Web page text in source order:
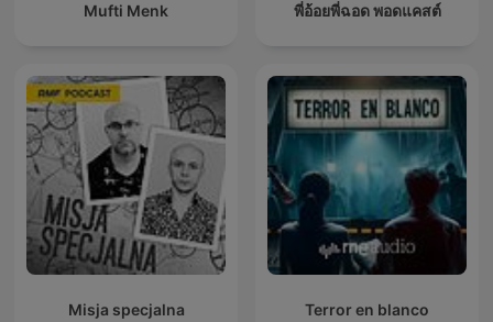
Mufti Menk พี่อ้อยพี่ฉอด พอดแคสต์
Misja specjalna Terror en blanco